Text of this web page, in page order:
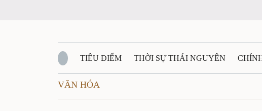
TIÊU ĐIỂM THỜI SỰ THÁI NGUYÊN
QUỐC PHÒNG - AN NINH
VĂN HÓA